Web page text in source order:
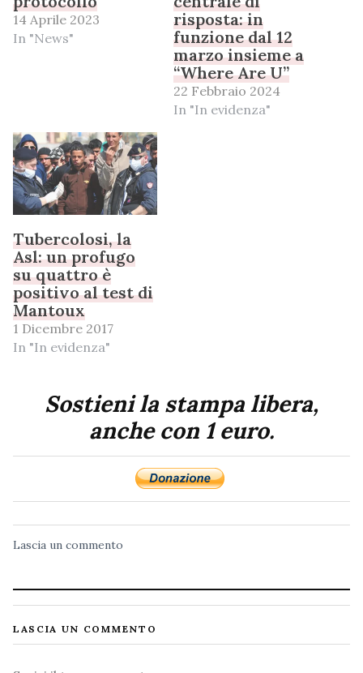
14 Aprile 2023
In "News"
risposta: in
funzione dal 12
marzo insieme a
“Where Are U”
22 Febbraio 2024
In "In evidenza"
Tubercolosi, la
Asl: un profugo
su quattro è
positivo al test di
Mantoux
1 Dicembre 2017
In "In evidenza"
Sostieni la stampa libera,
anche con 1 euro.
Lascia un commento
LASCIA UN COMMENTO